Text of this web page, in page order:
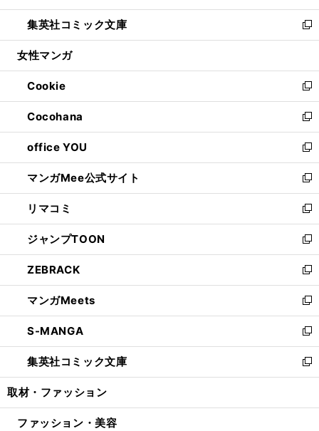
開
く
ウ
で
開
ン
ド
ウ
開
く
ウ
ィ
ン
ウ
で
開
く
し
い
ウ
ン
ド
ウ
で
開
く
集英社コミック文庫
新
し
ウ
ィ
ン
ド
ウ
で
開
く
女性マンガ
Cookie
新
し
い
ウ
ィ
ン
ド
ウ
で
開
く
Cocohana
新
し
い
ウ
ィ
ン
ド
ウ
で
開
く
office YOU
新
し
い
ウ
ィ
ン
ド
ウ
で
開
く
マンガMee公式サイト
新
し
い
ウ
ィ
ン
ド
ウ
で
開
く
リマコミ
新
し
い
ウ
ィ
ン
ド
ウ
で
開
く
ジャンプTOON
新
し
い
ウ
ィ
ン
ド
ウ
で
開
ZEBRACK
新
し
い
ウ
ィ
ン
ド
ウ
開
マンガMeets
新
し
い
ウ
ィ
ン
ウ
S-MANGA
新
し
い
ウ
ン
集英社コミック文庫
新
し
ウ
取材・ファッション
ファッション・美容